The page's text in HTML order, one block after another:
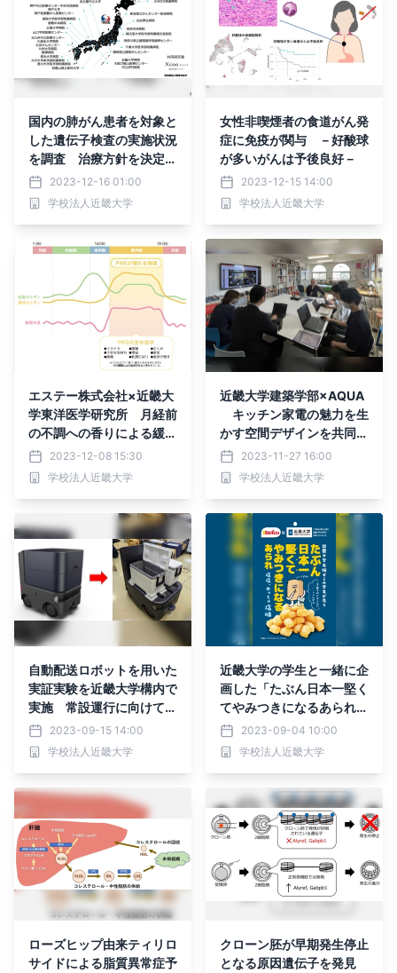
国内の肺がん患者を対象と
した遺伝子検査の実施状況
を調査 治療方針を決定す
るために必要な遺伝子検査
の普及に課題
2023-12-16 01:00
学校法人近畿大学
女性非喫煙者の食道がん発
症に免疫が関与 －好酸球
が多いがんは予後良好－
2023-12-15 14:00
学校法人近畿大学
エステー株式会社×近畿大
学東洋医学研究所 月経前
の不調への香りによる緩和
効果を確認
2023-12-08 15:30
学校法人近畿大学
近畿大学建築学部×AQUA
キッチン家電の魅力を生
かす空間デザインを共同研
究
2023-11-27 16:00
学校法人近畿大学
自動配送ロボットを用いた
実証実験を近畿大学構内で
実施 常設運行に向けてH
akobotと近畿大学が共同
研究 ～9月24日（日）の
オープンキャンパスでミネ
実験を実施～
2023-09-15 14:00
学校法人近畿大学
近畿大学の学生と一緒に企
画した「たぶん日本一堅く
てやみつきになるあられ」
発売2023-09-04 10:00
学校法人近畿大学
ローズヒップ由来ティリロ
サイドによる脂質異常症予
クローン胚が早期発生停止
となる原因遺伝子を発見